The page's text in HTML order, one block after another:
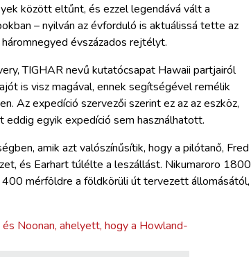
között eltűnt, és ezzel legendává vált a
– nyilván az évforduló is aktuálissá tette az
évszázados rejtélyt.
TIGHAR nevű kutatócsapat Hawaii partjairól
is visz magával, ennek segítségével remélik
Az expedíció szervezői szerint ez az az eszköz,
eddig egyik expedíció sem használhatott.
amik azt valószínűsítik, hogy a pilótanő, Fred
és Earhart túlélte a leszállást. Nikumaroro 1800
mérföldre a földkörüli út tervezett állomásától,